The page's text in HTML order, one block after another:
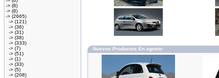
-> (8)
-> (8)
-> (2665)
-> (121)
-> (36)
-> (31)
-> (38)
-> (333)
-> (7)
-> (51)
-> (1)
-> (33)
-> (5)
-> (208)
Nuevos Productos En agosto